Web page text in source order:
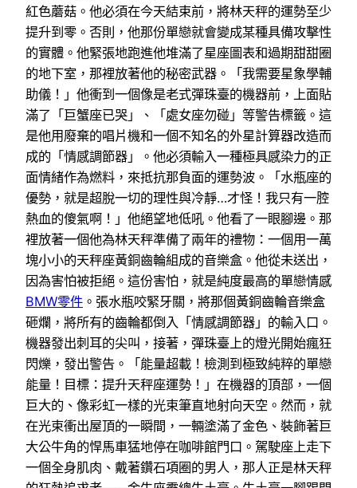
紅色蘑菇。他必須在今天結束前，將林天秤的運勢至少
提升到零。否則，他那份單戀就會變成某種具備攻擊性
的實體。他緊張地跑進他堆滿了星座圖表和過期甜甜圈
的地下室，那裡放著他的秘密武器。「我需要星象學輔
助儀！」他衝到一個像是老式彈珠臺的機器前，上面貼
滿了「巨蟹座已哭」、「處女座勿碰」等警告標籤。這
是他用廢棄的唱片機和一個不知名的外星計算器改造而
成的「情感調節器」。他必須輸入一種極具感染力的正
面情緒作為燃料，來抵抗那負面的運勢波。「水瓶座的
優勢，就是超脫一切的理性與冷靜…才怪！我只有一腔
熱血的傻氣啊！」他絕望地低吼。他看了一眼腳邊。那
裡放著一個他為林天秤準備了兩年的禮物：一個用一萬
塊小小的天秤座黃銅齒輪組成的音樂盒。他從未送出，
因為害怕被拒絕。這份害怕，就是純度最高的單戀情感
BMW零件 。張水瓶咬緊牙關，將那個黃銅齒輪音樂盒
砸爛，將所有的齒輪都倒入「情感調節器」的輸入口。
機器發出刺耳的尖叫，接著，彈珠臺上的燈光開始瘋狂
閃爍，發出警告。「能量超載！檢測到極致純粹的單戀
能量！目標：提升天秤座運勢！」在機器的頂部，一個
巨大的、像彩虹一樣的光束筆直地射向天空。然而，就
在光束衝出屋頂的一瞬間，一輛塗滿了金色、裝飾著巨
大公牛角的悍馬車猛地停在咖啡館門口。駕駛座上走下
一個全身肌肉、戴著鑽石項圈的男人，那人正是林天秤